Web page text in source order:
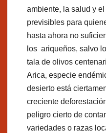
ambiente, la salud y
previsibles para
hasta ahora no
los ariqueños, salvo
tala de olivos
Arica, especie
desierto está
creciente
peligro cierto de
variedades o razas